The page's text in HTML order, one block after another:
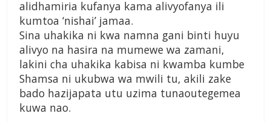
alidhamiria kufanya kama alivyofanya ili
kumtoa ‘nishai’ jamaa.
Sina uhakika ni kwa namna gani binti huyu
alivyo na hasira na mumewe wa zamani,
lakini cha uhakika kabisa ni kwamba kumbe
Shamsa ni ukubwa wa mwili tu, akili zake
bado hazijapata utu uzima tunaoutegemea
kuwa nao.